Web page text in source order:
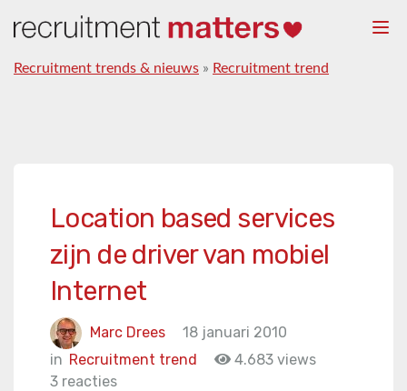
Recruitment trends & nieuws » Recruitment trend
Location based services
zijn de driver van mobiel
Internet
Marc Drees
18 januari 2010
in Recruitment trend
4.683 views
3 reacties